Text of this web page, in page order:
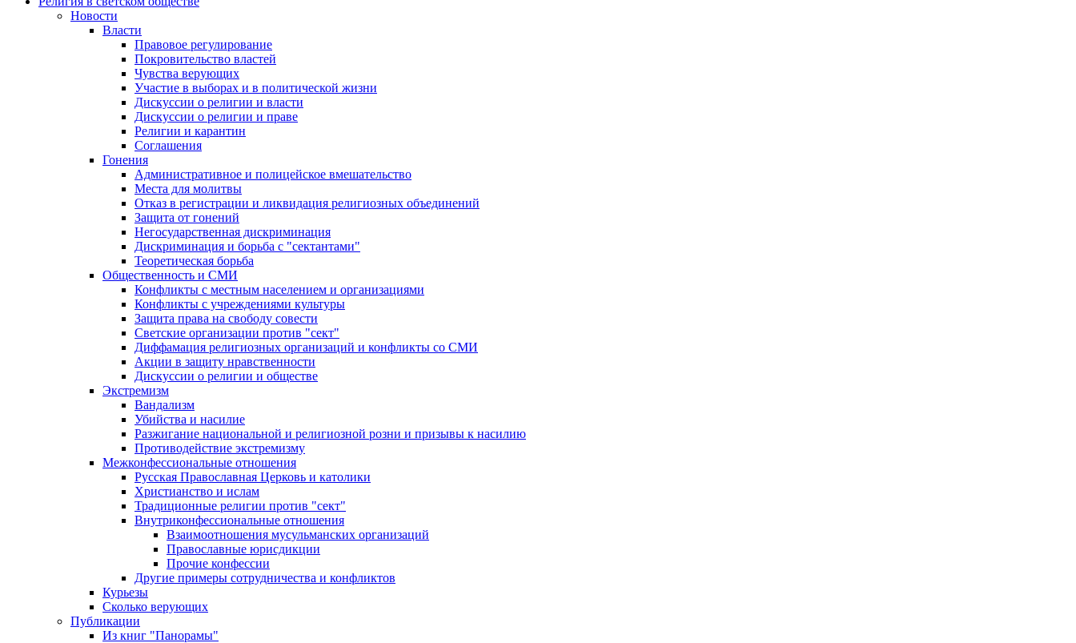
Новости
Власти
Правовое регулирование
Покровительство властей
Чувства верующих
Участие в выборах и в политической жизни
Дискуссии о религии и власти
Дискуссии о религии и праве
Религии и карантин
Соглашения
Гонения
Административное и полицейское вмешательство
Места для молитвы
Отказ в регистрации и ликвидация религиозных объединений
Защита от гонений
Негосударственная дискриминация
Дискриминация и борьба с "сектантами"
Теоретическая борьба
Общественность и СМИ
Конфликты с местным населением и организациями
Конфликты с учреждениями культуры
Защита права на свободу совести
Светские организации против "сект"
Диффамация религиозных организаций и конфликты со СМИ
Акции в защиту нравственности
Дискуссии о религии и обществе
Экстремизм
Вандализм
Убийства и насилие
Разжигание национальной и религиозной розни и призывы к насилию
Противодействие экстремизму
Межконфессиональные отношения
Русская Православная Церковь и католики
Христианство и ислам
Традиционные религии против "сект"
Внутриконфессиональные отношения
Взаимоотношения мусульманских организаций
Православные юрисдикции
Прочие конфессии
Другие примеры сотрудничества и конфликтов
Курьезы
Сколько верующих
Публикации
Из книг "Панорамы"